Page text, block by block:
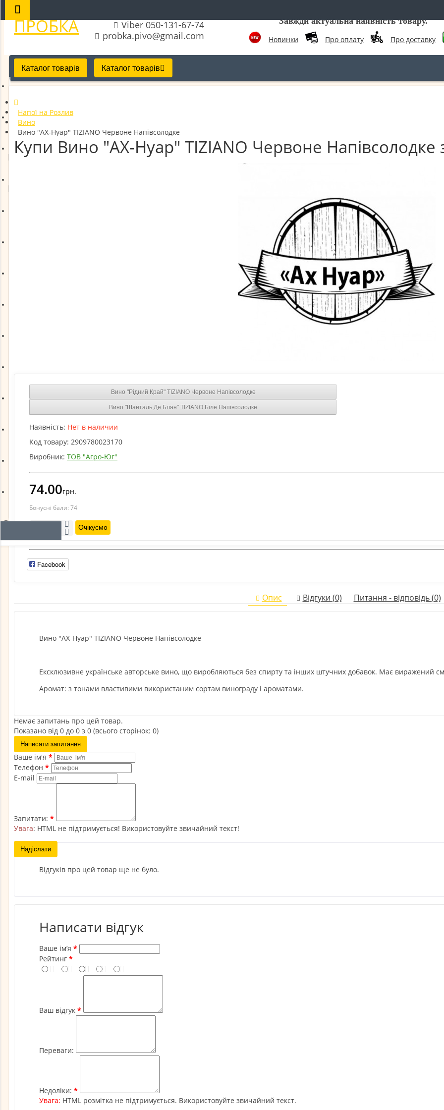
ПРОБКА
Viber 050-131-67-74
probka.pivo@gmail.com
Завжди актуальна наявність товару.
Новинки Про оплату Про доставку
Каталог товарів Каталог товарів
Фаст-Фуд
Напої в пляшках і банках
Посуд і Аксесуари
Про оплату
Про доставку
Напої на Розлив
Вино
Вино "АХ-Нуар" TIZIANO Червоне Напівсолодке
Купи Вино "АХ-Нуар" TIZIANO Червоне Напівсолодке
Вино "Рідний Край" TIZIANO Червоне Напівсолодке
Вино "Шанталь Де Блан" TIZIANO Біле Напівсолодке
Наявність: Нет в наличии
Код товару: 2909780023170
Виробник: ТОВ "Агро-Юг"
74.00грн.
Бонусні бали: 74
Очікуємо
Facebook
Опис Відгуки (0) Питання - відповідь (0)
Вино "АХ-Нуар" TIZIANO Червоне Напівсолодке
Ексклюзивне українське авторське вино, що виробляються без спирту та інших штучних добавок. Має виражений
Аромат: з тонами властивими використаним сортам винограду і ароматами.
Немає запитань про цей товар.
Показано від 0 до 0 з 0 (всього сторінок: 0)
Написати запитання
Ваше ім'я
Телефон
E-mail
Запитати:
Увага: HTML не підтримується! Використовуйте звичайний текст!
Надіслати
Відгуків про цей товар ще не було.
Написати відгук
Ваше ім’я
Рейтинг
Ваш відгук
Переваги:
Недоліки:
Увага: HTML розмітка не підтримується. Використовуйте звичайний текст.